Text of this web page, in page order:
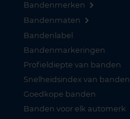
Bandenmerken
Bandenmaten
Bandenlabel
Bandenmarkeringen
Profieldiepte van banden
Snelheidsindex van banden
Goedkope banden
Banden voor elk automerk